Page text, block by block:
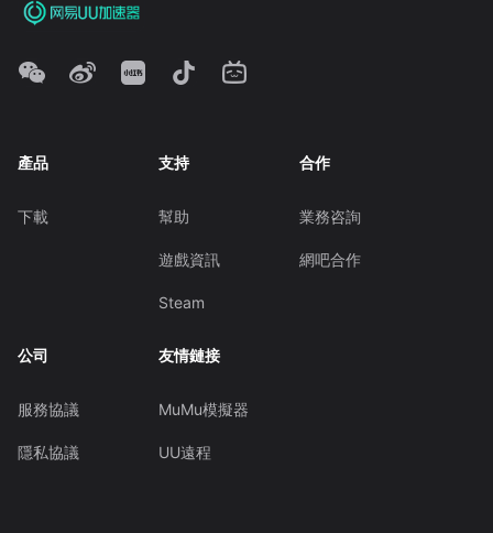
產品
下載
支持
幫助
遊戲資訊
Steam
合作
業務咨詢
網吧合作
公司
服務協議
隱私協議
友情鏈接
MuMu模擬器
UU遠程